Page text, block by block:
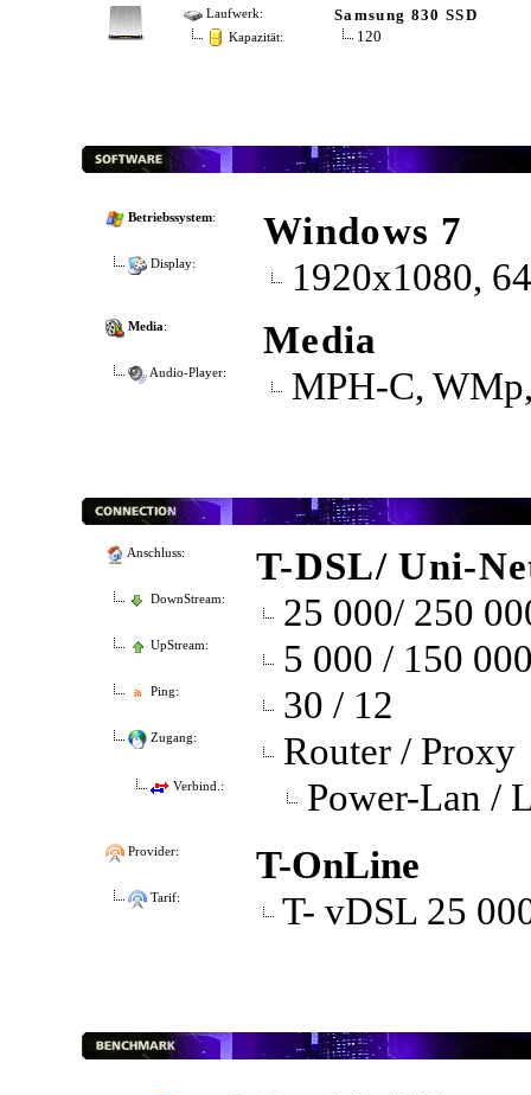
Laufwerk: Samsung 830 SSD
Kapazität: 120
Betriebssystem: Windows 7
Display: 1920x1080,
Media: Media
Audio-Player: MPH-C,
Anschluss: T-DSL/ Uni-
DownStream: 25 000/ 250
UpStream: 5 000 / 150
Ping: 30 / 12
Zugang: Router / Proxy
Verbind.: Power-Lan /
Provider: T-OnLine
Tarif: T- vDSL 25